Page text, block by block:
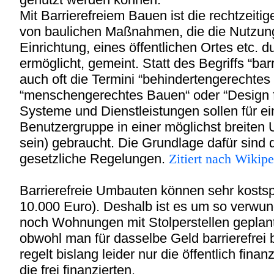
Mit Barrierefreiem Bauen ist die
von baulichen Maßnahmen, die die
Einrichtung, eines öffentlichen Ortes etc.
ermöglicht, gemeint. Statt des Begriffs
auch oft die Termini “behindertengerechtes
“menschengerechtes Bauen“ oder
Systeme und Dienstleistungen sollen für
Benutzergruppe in einer möglichst breiten
sein) gebraucht. Die Grundlage dafür sind
gesetzliche Regelungen. Zitiert nach
Barrierefreie Umbauten können sehr
10.000 Euro). Deshalb ist es um so
noch Wohnungen mit Stolperstellen
obwohl man für dasselbe Geld barrierefrei
regelt bislang leider nur die öffentlich
die frei finanzierten.